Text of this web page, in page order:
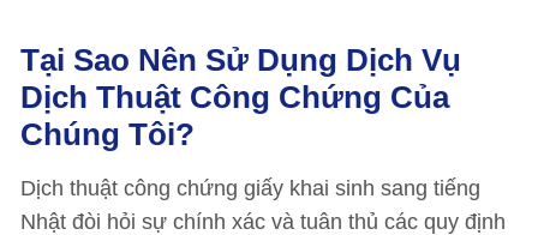
Tại Sao Nên Sử Dụng Dịch Vụ
Dịch Thuật Công Chứng Của
Chúng Tôi?
Dịch thuật công chứng giấy khai sinh sang tiếng
Nhật đòi hỏi sự chính xác và tuân thủ các quy định